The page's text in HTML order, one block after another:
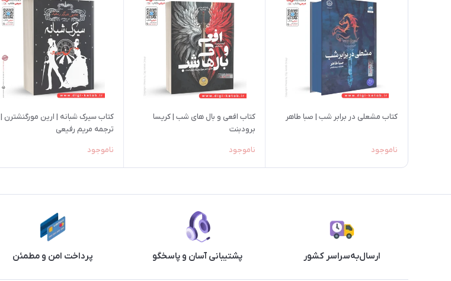
کتاب مشعلی در برابر شب | صبا طاهر
ناموجود
کتاب افعی و بال های شب | کریسا
برودبنت
ناموجود
کتاب سیرک شبانه | ارین مورگنشترن |
ترجمه مریم رفیعی
ناموجود
ارسال‌به‌سراسر کشور پشتیبانی آسان و پاسخگو پرداخت امن و مطمئن